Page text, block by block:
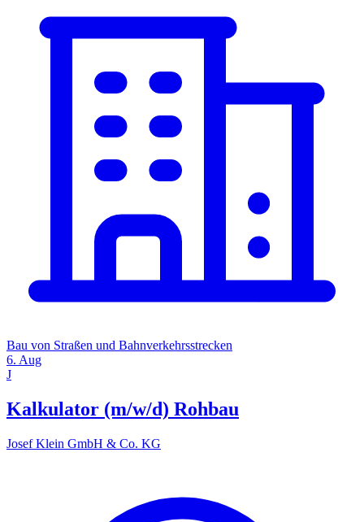
Bau von Straßen und Bahnverkehrsstrecken
6. Aug
J
Kalkulator (m/w/d) Rohbau
Josef Klein GmbH & Co. KG